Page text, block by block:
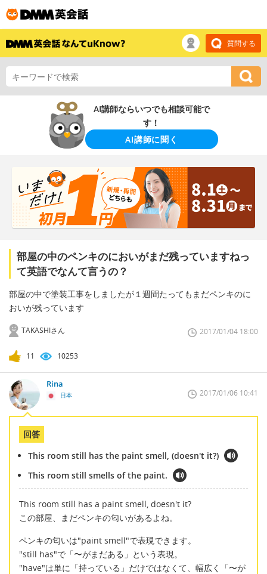
質問する
AI講師ならいつでも相談可能で
す！
AI講師に聞く
部屋の中のペンキのにおいがまだ残っていますねっ
て英語でなんて言うの？
部屋の中で塗装工事をしましたが１週間たってもまだペンキのに
おいが残っています
TAKASHIさん 2017/01/04 18:00
11 10253
Rina
日本 2017/01/06 10:41
回答
This room still has the paint smell, (doesn't it?)
This room still smells of the paint.
This room still has a paint smell, doesn't it?
この部屋、まだペンキの匂いがあるよね。
ペンキの匂いは"paint smell"で表現できます。
"still has"で「〜がまだある」という表現。
"have"は単に「持っている」だけではなくて、幅広く「〜が